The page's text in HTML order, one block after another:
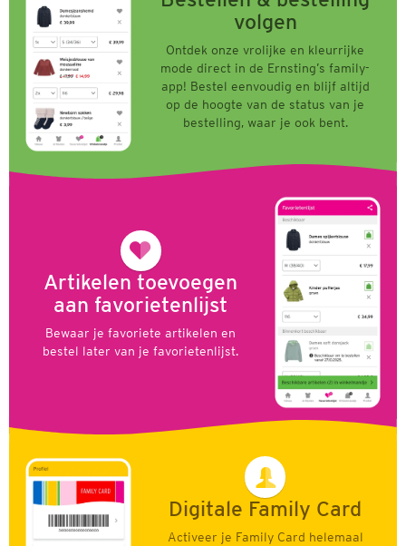
volgen
Ontdek onze vrolijke en kleurrijke
mode direct in de Ernsting’s family-
app! Bestel eenvoudig en blijf altijd
op de hoogte van de status van je
bestelling, waar je ook bent.
Artikelen toevoegen
aan favorietenlijst
Bewaar je favoriete artikelen en
bestel later van je favorietenlijst.
Digitale Family Card
Activeer je Family Card helemaal